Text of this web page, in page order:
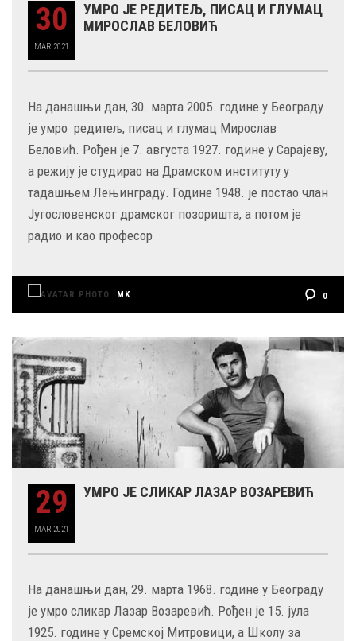
30
MAR 2021
УМРО ЈЕ РЕДИТЕЉ, ПИСАЦ И ГЛУМАЦ
МИРОСЛАВ БЕЛОВИЋ
На данашњи дан, 30. марта 2005. године у Београду
је умро редитељ, писац и глумац Мирослав
Беловић. Рођен је 7. августа 1927. године у Сарајеву,
а режију је студирао на Драмском институту у
тадашњем Лењинграду. Године 1948. је постао члан
Југословенског драмског позоришта, а потом је
радио и као професор
MK 0
29
MAR 2021
УМРО ЈЕ СЛИКАР ЛАЗАР ВОЗАРЕВИЋ
На данашњи дан, 29. марта 1968. године у Београду
је умро сликар Лазар Возаревић. Рођен је 15. јула
1925. године у Сремској Митровици, а Школу за